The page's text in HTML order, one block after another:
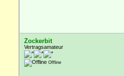
Zockerbit
Vertragsamateur
Offline